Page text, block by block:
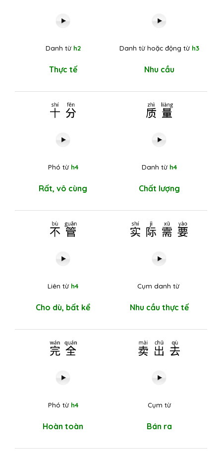
Danh từ h2
Thực tế
Danh từ hoặc động từ h3
Nhu cầu
十分
Phó từ h4
Rất, vô cùng
质量
Danh từ h4
Chất lượng
不管
Liên từ h4
Cho dù, bất kể
实际需要
Cụm danh từ
Nhu cầu thực tế
完全
Phó từ h4
Hoàn toàn
卖出去
Cụm từ
Bán ra